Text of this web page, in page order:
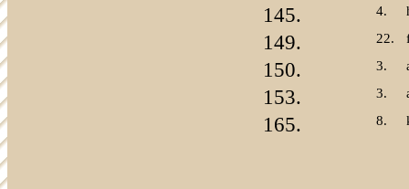
145. 4.
149. 22.
150. 3.
153. 3.
165. 8.